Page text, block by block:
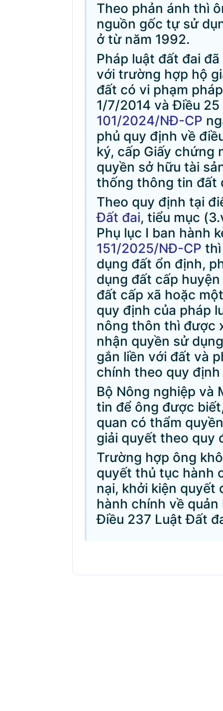
Theo phản ánh thì
nguồn gốc tự sử
ở từ năm 1992.
Pháp luật đất đai
với trường hợp hộ
đất có vi phạm
1/7/2014 và Điều
101/2024/NĐ-CP
phủ quy định về
ký, cấp Giấy chứng
quyền sở hữu tài
thống thông tin đất
Theo quy định tại
Đất đai, tiểu mục
Phụ lục I ban hành
151/2025/NĐ-CP
dụng đất ổn định,
dụng đất cấp
đất cấp xã hoặc
quy định của pháp
nông thôn thì được
nhận quyền sử
gắn liền với đất và
chính theo quy
Bộ Nông nghiệp và
tin để ông được
quan có thẩm
giải quyết theo quy
Trường hợp ông
quyết thủ tục hành
nại, khởi kiện quyết
hành chính về
Điều 237 Luật Đất